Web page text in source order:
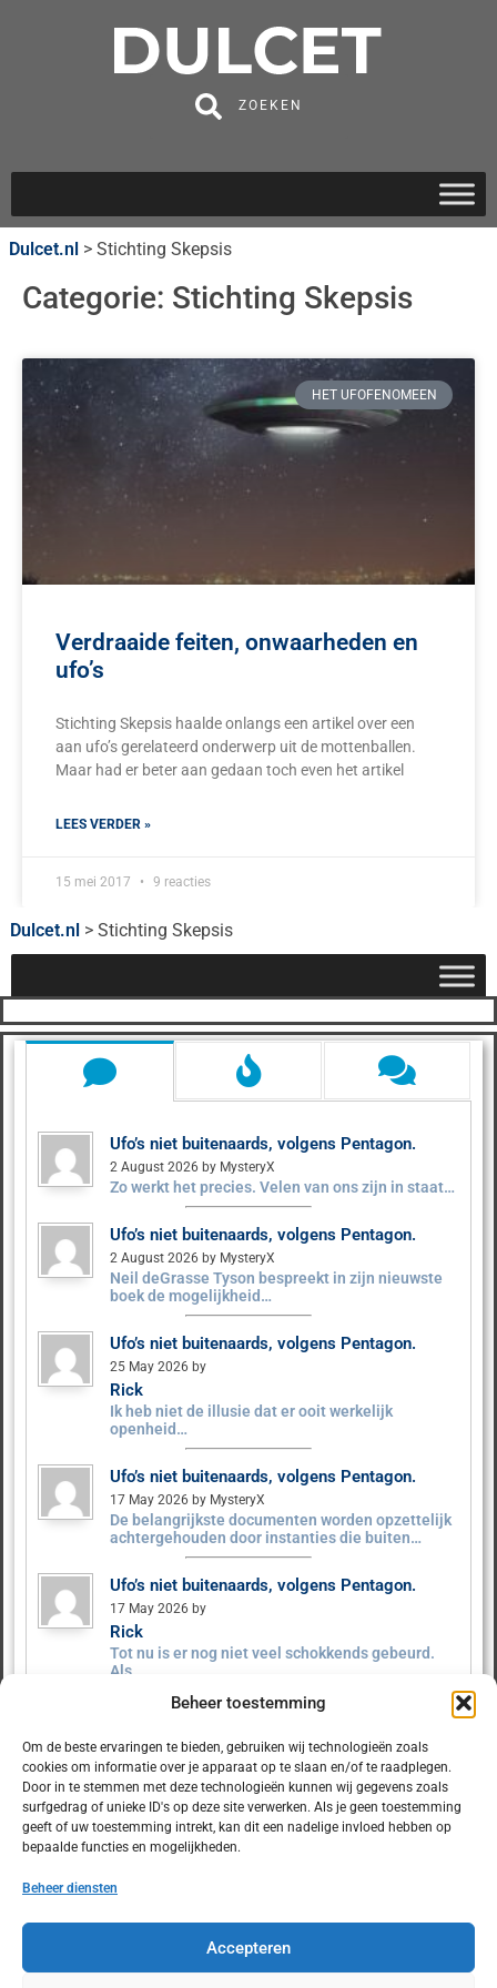
Beheer toestemming
Om de beste ervaringen te bieden, gebruiken wij technologieën zoals
cookies om informatie over je apparaat op te slaan en/of te raadplegen.
Door in te stemmen met deze technologieën kunnen wij gegevens zoals
surfgedrag of unieke ID's op deze site verwerken. Als je geen toestemming
geeft of uw toestemming intrekt, kan dit een nadelige invloed hebben op
bepaalde functies en mogelijkheden.
Beheer diensten
Accepteren
ZOEKEN
Dulcet.nl > Stichting Skepsis
Categorie: Stichting Skepsis
HET UFOFENOMEEN
Verdraaide feiten, onwaarheden en
ufo’s
Stichting Skepsis haalde onlangs een artikel over een
aan ufo’s gerelateerd onderwerp uit de mottenballen.
Maar had er beter aan gedaan toch even het artikel
LEES VERDER »
15 mei 2017 9 reacties
Dulcet.nl > Stichting Skepsis
Ufo’s niet buitenaards, volgens Pentagon.
2 August 2026 by MysteryX
Zo werkt het precies. Velen van ons zijn in staat…
Ufo’s niet buitenaards, volgens Pentagon.
2 August 2026 by MysteryX
Neil deGrasse Tyson bespreekt in zijn nieuwste
boek de mogelijkheid…
Ufo’s niet buitenaards, volgens Pentagon.
25 May 2026 by
Rick
Ik heb niet de illusie dat er ooit werkelijk
openheid…
Ufo’s niet buitenaards, volgens Pentagon.
17 May 2026 by MysteryX
De belangrijkste documenten worden opzettelijk
achtergehouden door instanties die buiten…
Ufo’s niet buitenaards, volgens Pentagon.
17 May 2026 by
Rick
Tot nu is er nog niet veel schokkends gebeurd.
Als…
Ufo’s niet buitenaards, volgens Pentagon.
9 May 2026 by MysteryX
Het Pentagon heeft ruim 160 UFO‑dossiers
vrijgegeven. Er zijn geen…
© 2025 Dulcet.nl